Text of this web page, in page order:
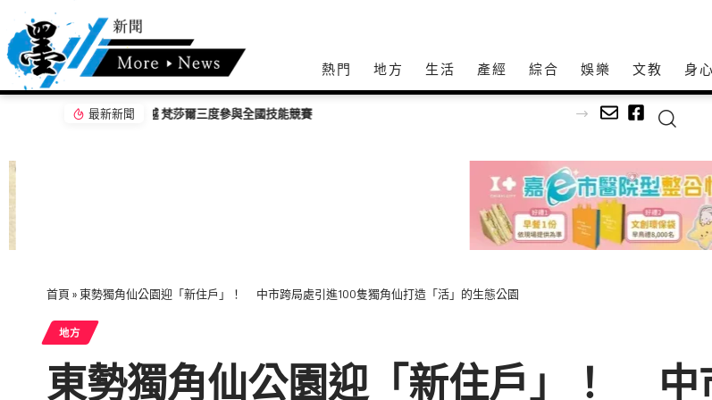
熱門 地方 生活 產經 綜合 娛樂 文教 身
最新新聞 宜蘭3歲童疑遭母親男友施暴 生父報警驗傷
首頁 »東勢獨角仙公園迎「新住戶」！ 中市跨局處引進100隻獨角仙打造「活」的生態公園
地方
東勢獨角仙公園迎「新住戶」！ 中